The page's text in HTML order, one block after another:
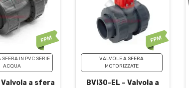
IN PVC SERIE
ACQUA
Valvola a sfera
VALVOLE A SFERA
MOTORIZZATE
BVI30-EL – Valvola a